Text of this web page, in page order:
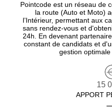
Pointcode est un réseau de
la route (Auto et Moto)
l’Intérieur, permettant aux
sans rendez-vous et
24h. En devenant
constant de candidats et
gestion
15
APPORT